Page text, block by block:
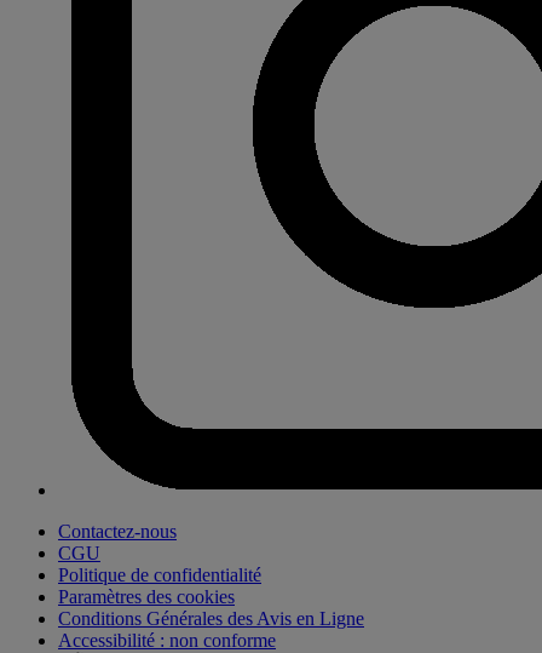
Contactez-nous
CGU
Politique de confidentialité
Paramètres des cookies
Conditions Générales des Avis en Ligne
Accessibilité : non conforme